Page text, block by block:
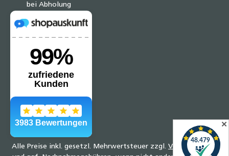
Alle Preise inkl. gesetzl. Mehrwertsteuer zzgl. Versandkosten
✕